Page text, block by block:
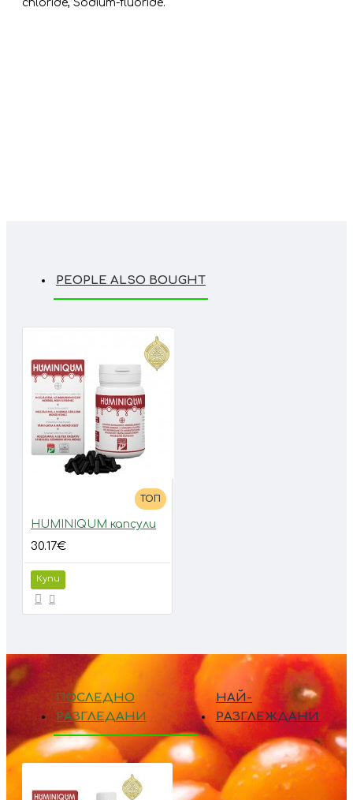
chloride, Sodium-fluoride.
PEOPLE ALSO BOUGHT
ТОП
HUMINIQUM капсули
30.17€
Купи
ПОСЛЕДНО
РАЗГЛЕДАНИ
НАЙ-
РАЗГЛЕЖДАНИ